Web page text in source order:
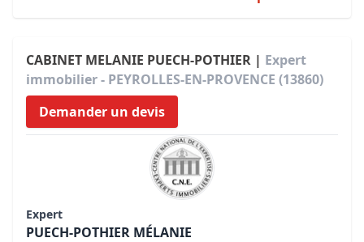
CABINET MELANIE PUECH-POTHIER | Expert
immobilier - PEYROLLES-EN-PROVENCE (13860)
Demander un devis
Expert
PUECH-POTHIER MÉLANIE